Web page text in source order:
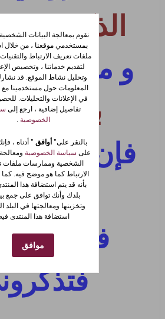
الذكرى
و من أجل
بكت
فإن طال
لم
فهذاخط
نقوم بمعالجة البيانات
بمستخدمي موقعنا ، من خلال
ملفات تعريف الارتباط
لتقديم خدماتنا ، وتخصيص
وتحليل نشاط الموقع. قد
المعلومات حول مستخدمينا مع
في الإعلانات والتحليلات.
تفاصيل إضافية ، ارجع إلى
الخصوصية .
بالنقر على" أوافق " أدناه ،
على سياسة الخصوصية
الشخصية وممارسات ملفات
الارتباط كما هو موضح فيه. كما
بأنه قد يتم استضافة هذا
بلدك وأنك توافق على جمع
وتخزينها ومعالجتها في البلد
استضافة هذا المنتدى
موافق